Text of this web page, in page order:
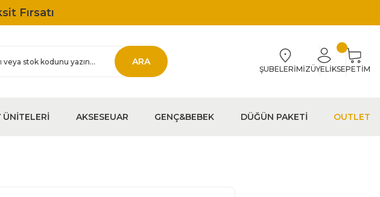
Fırsatı
ARA
ŞUBELERİMİZÜYELİKSEPETİM
ÜNİTELERİ AKSESEUAR GENÇ&BEBEK DÜĞÜN PAKETİ OUTLET